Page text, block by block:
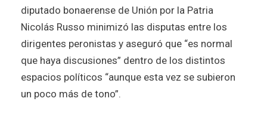
diputado bonaerense de Unión por la Patria
Nicolás Russo minimizó las disputas entre los
dirigentes peronistas y aseguró que “es normal
que haya discusiones” dentro de los distintos
espacios políticos “aunque esta vez se subieron
un poco más de tono”.